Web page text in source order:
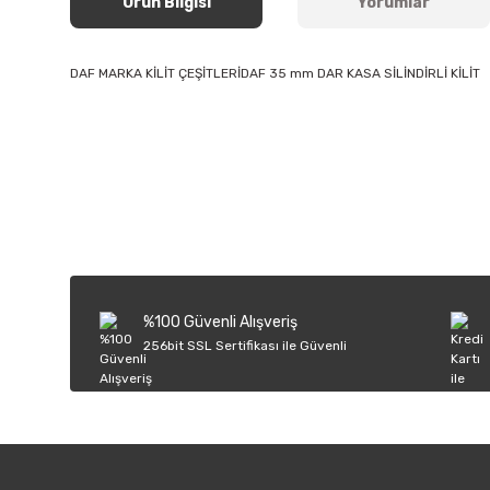
DAF MARKA KİLİT ÇEŞİTLERİDAF 35 mm DAR KASA SİLİNDİRLİ KİLİT
Ürün fiyatı diğer sitelerden daha pahalı.
Bu ürüne benzer farklı alternatifler olmalı.
%100 Güvenli Alışveriş
256bit SSL Sertifikası ile Güvenli